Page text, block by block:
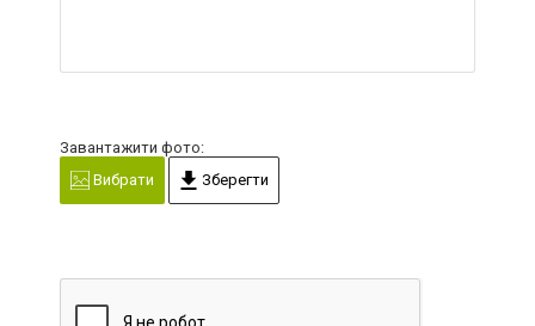
Завантажити фото:
Вибрати
Зберегти